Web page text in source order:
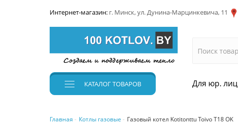
Интернет-магазин: г. Минск, ул. Дунина-Марцинкевича, 11
КАТАЛОГТОВАРОВ Для юр. лиц
Главная Котлы газовые Газовый котел Kotitonttu Toivo T18 OK